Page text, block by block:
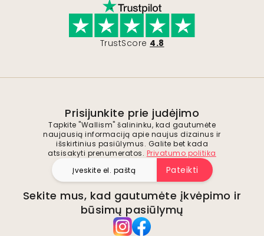
TrustScore 4.8
Prisijunkite prie judėjimo
Tapkite "Wallism" šalininku, kad gautumėte
naujausią informaciją apie naujus dizainus ir
išskirtinius pasiūlymus. Galite bet kada
atsisakyti prenumeratos. Privatumo politika
Pateikti
Sekite mus, kad gautumėte įkvėpimo ir
būsimų pasiūlymų